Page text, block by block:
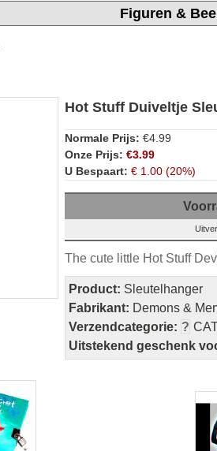
Figuren &
Hot Stuff Duiveltje
Normale Prijs: €4.99
Onze Prijs: €3.99
U Bespaart: € 1.00 (20%)
The cute little Hot Stuff
Product: Sleutelhanger
Fabrikant: Demons &
Verzendcategorie: ?
Uitstekend geschenk